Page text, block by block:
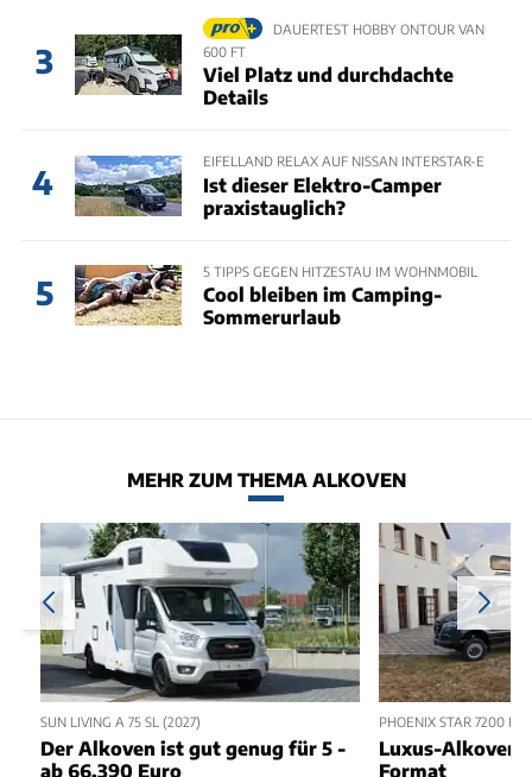
3
DAUERTEST HOBBY ONTOUR VAN
600 FT
Viel Platz und durchdachte
Details
4
EIFELLAND RELAX AUF NISSAN INTERSTAR-E
Ist dieser Elektro-Camper
praxistauglich?
5
5 TIPPS GEGEN HITZESTAU IM WOHNMOBIL
Cool bleiben im Camping-
Sommerurlaub
MEHR ZUM THEMA ALKOVEN
SUN LIVING A 75 SL (2027)
Der Alkoven ist gut genug für 5 -
ab 66.390 Euro
PHOENIX STAR 7200
Luxus-Alkoven
Format